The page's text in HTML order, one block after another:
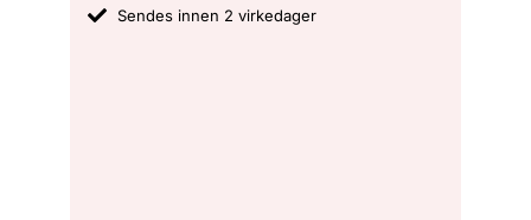
Sendes innen 2 virkedager